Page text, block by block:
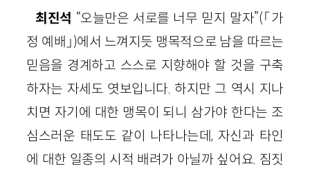
최진석 “오늘만은 서로를 너무 믿지 말자”(「가
정 예배」)에서 느껴지듯 맹목적으로 남을 따르는
믿음을 경계하고 스스로 지향해야 할 것을 구축
하자는 자세도 엿보입니다. 하지만 그 역시 지나
치면 자기에 대한 맹목이 되니 삼가야 한다는 조
심스러운 태도도 같이 나타나는데, 자신과 타인
에 대한 일종의 시적 배려가 아닐까 싶어요. 짐짓